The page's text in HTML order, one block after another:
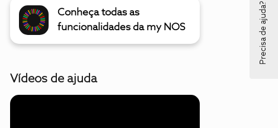
Conheça todas as
funcionalidades da my NOS
Vídeos de ajuda
Precisa de ajuda?